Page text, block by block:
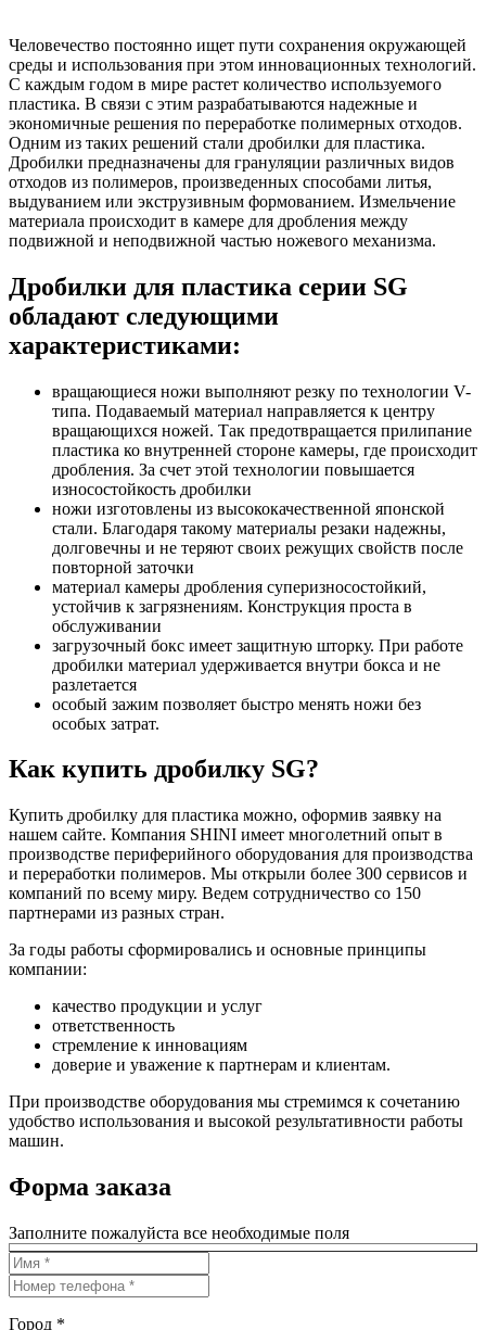
Человечество постоянно ищет пути сохранения окружающей
среды и использования при этом инновационных технологий.
С каждым годом в мире растет количество используемого
пластика. В связи с этим разрабатываются надежные и
экономичные решения по переработке полимерных отходов.
Одним из таких решений стали дробилки для пластика.
Дробилки предназначены для грануляции различных видов
отходов из полимеров, произведенных способами литья,
выдуванием или экструзивным формованием. Измельчение
материала происходит в камере для дробления между
подвижной и неподвижной частью ножевого механизма.
Дробилки для пластика серии SG
обладают следующими
характеристиками:
вращающиеся ножи выполняют резку по технологии V-
типа. Подаваемый материал направляется к центру
вращающихся ножей. Так предотвращается прилипание
пластика ко внутренней стороне камеры, где происходит
дробления. За счет этой технологии повышается
износостойкость дробилки
ножи изготовлены из высококачественной японской
стали. Благодаря такому материалы резаки надежны,
долговечны и не теряют своих режущих свойств после
повторной заточки
материал камеры дробления суперизносостойкий,
устойчив к загрязнениям. Конструкция проста в
обслуживании
загрузочный бокс имеет защитную шторку. При работе
дробилки материал удерживается внутри бокса и не
разлетается
особый зажим позволяет быстро менять ножи без
особых затрат.
Как купить дробилку SG?
Купить дробилку для пластика можно, оформив заявку на
нашем сайте. Компания SHINI имеет многолетний опыт в
производстве периферийного оборудования для производства
и переработки полимеров. Мы открыли более 300 сервисов и
компаний по всему миру. Ведем сотрудничество со 150
партнерами из разных стран.
За годы работы сформировались и основные принципы
компании:
качество продукции и услуг
ответственность
стремление к инновациям
доверие и уважение к партнерам и клиентам.
При производстве оборудования мы стремимся к сочетанию
удобство использования и высокой результативности работы
машин.
Форма заказа
Заполните пожалуйста все необходимые поля
Город *